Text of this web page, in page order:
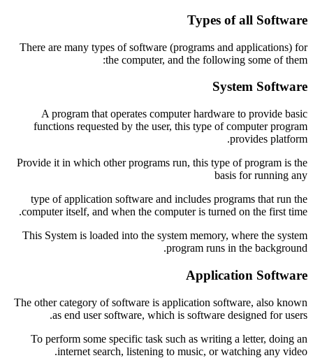
Types of all Software
There are many types of software (programs and applications) for
the computer, and the following some of them:
System Software
A program that operates computer hardware to provide basic
functions requested by the user, this type of computer program
provides platform.
Provide it in which other programs run, this type of program is the
basis for running any
type of application software and includes programs that run the
computer itself, and when the computer is turned on the first time.
This System is loaded into the system memory, where the system
program runs in the background.
Application Software
The other category of software is application software, also known
as end user software, which is software designed for users.
To perform some specific task such as writing a letter, doing an
internet search, listening to music, or watching any video.